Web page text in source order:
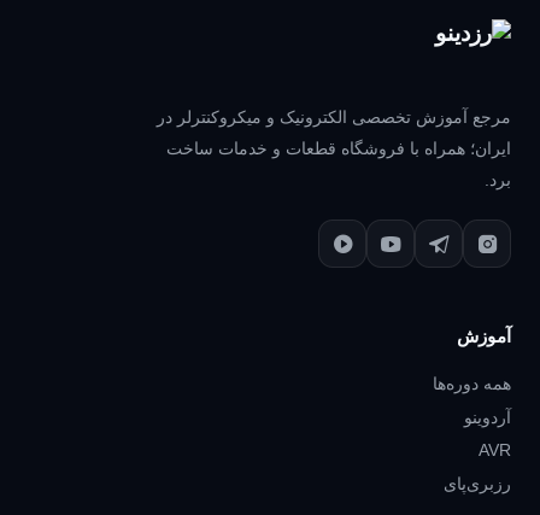
مرجع آموزش تخصصی الکترونیک و میکروکنترلر در
ایران؛ همراه با فروشگاه قطعات و خدمات ساخت
برد.
آموزش
همه دوره‌ها
آردوینو
AVR
رزبری‌پای